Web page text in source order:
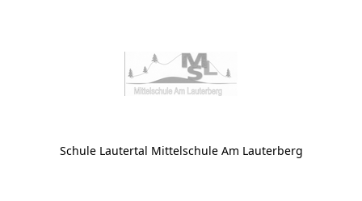
Schule Lautertal Mittelschule Am Lauterberg